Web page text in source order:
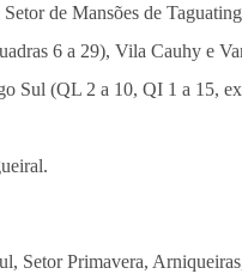
de Mansões de
6 a 29), Vila Cauhy e
Sul (QL 2 a 10, QI 1 a 15,
Setor Primavera,